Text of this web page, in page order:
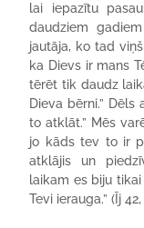
lai iepazītu
daudziem
jautāja, ko tad
ka Dievs ir mans
tērēt tik daudz
Dieva bērni.”
to atklāt.” Mēs
jo kāds tev to ir
atklājis un
laikam es biju
Tevi ierauga.” (Īj 42,